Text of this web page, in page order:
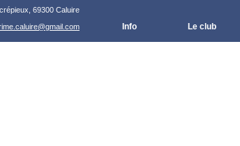
69300 Caluire
Info Le club